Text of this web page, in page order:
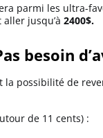
parmi les ultra-
jusqu’à 2400$.
besoin
la possibilité de
de 11 cents) :